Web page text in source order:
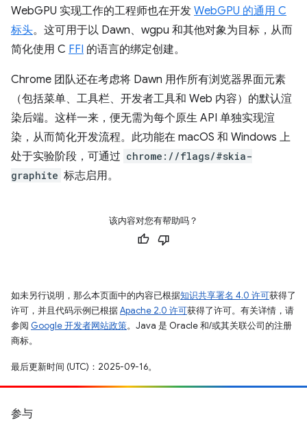
WebGPU 实现工作的工程师也在开发 WebGPU 的通用 C
标头。这可用于以 Dawn、wgpu 和其他对象为目标，从而
简化使用 C FFI 的语言的绑定创建。
Chrome 团队还在考虑将 Dawn 用作所有浏览器界面元素
（包括菜单、工具栏、开发者工具和 Web 内容）的默认渲
染后端。这样一来，便无需为每个原生 API 单独实现渲
染，从而简化开发流程。此功能在 macOS 和 Windows 上
处于实验阶段，可通过 chrome://flags/#skia-
graphite 标志启用。
该内容对您有帮助吗？
如未另行说明，那么本页面中的内容已根据知识共享署名 4.0 许可获得了
许可，并且代码示例已根据Apache 2.0 许可获得了许可。有关详情，请
参阅 Google 开发者网站政策。Java 是 Oracle 和/或其关联公司的注册
商标。
最后更新时间 (UTC)：2025-09-16。
参与